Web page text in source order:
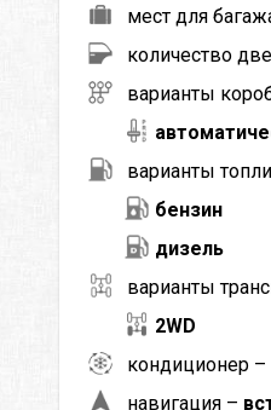
мест для
количество
варианты
варианты
бензин
дизель
варианты
2WD
кондиционер –
навигация –